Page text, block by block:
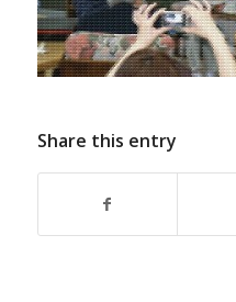
Share this entry